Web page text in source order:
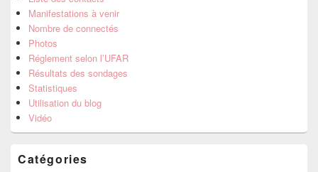
Manifestations à venir
Nombre de connectés
Photos
Réglement selon l’UFAR
Résultats des sondages
Statistiques
Utilisation du blog
Vidéo
Catégories